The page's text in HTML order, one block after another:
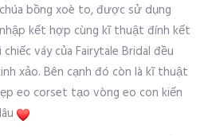
bồng xoè to, được sử dụng
kết hợp cùng kĩ thuật đính kết
váy của Fairytale Bridal đều
xảo. Bên cạnh đó còn là kĩ thuật
eo corset tạo vòng eo con kiến